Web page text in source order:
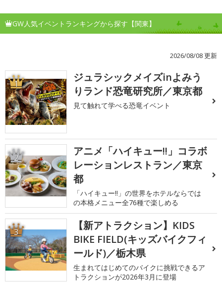
GW人気イベントランキングから探す【関東】
2026/08/08 更新
1
ジュラシックメイズinよみう
りランド恐竜研究所／東京都
見て触れて学べる恐竜イベント
2
アニメ「ハイキュー!!」コラボ
レーションレストラン／東京
都
「ハイキュー!!」の世界をホテルならでは
の本格メニュー全76種で楽しめる
3
【新アトラクション】KIDS
BIKE FIELD(キッズバイクフィ
ールド)／栃木県
生まれてはじめてのバイクに挑戦できるア
トラクションが2026年3月に登場